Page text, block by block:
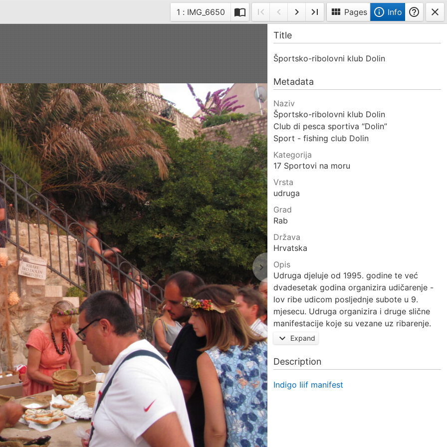
Current
page
1 : IMG_6650 import_contacts
Toggle
first_page
First
page
navigate_before
Previous
page
navigate_next
Next
last_page
Last
view_module Pages info_outline Info help_outline close
navigate_next
Next
page
Info
Title
Športsko-ribolovni klub Dolin
Metadata
Naziv
Športsko-ribolovni klub Dolin
Club di pesca sportiva “Dolin”
Sport - fishing club Dolin
Kategorija
17 Sportovi na moru
Vrsta
udruga
Grad
Rab
Država
Hrvatska
Opis
Udruga djeluje od 1995. godine te već
dvadesetak godina organizira udičarenje -
lov ribe udicom posljednje subote u 9.
mjesecu. Udruga organizira i druge slične
manifestacije koje su vezane uz ribarenje.
Članovi udruge sudjeluju i na Rabskoj fjeri
gdje pokazuju tradicionalni način ribarenja i
spremanja ribljih jela.
expand_more Expand
Description
Indigo Iiif manifest